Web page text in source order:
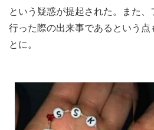
という疑惑が提起された。また
行った際の出来事であるという点
とに。